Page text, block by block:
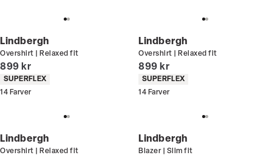
Lindbergh
Overshirt | Relaxed fit
I alt (inkl. rabat)
899 kr
Produkt egenskaber
SUPERFLEX
14 Farver
Lindbergh
Overshirt | Relaxed fit
I alt (inkl. rabat)
899 kr
Produkt egenskaber
SUPERFLEX
14 Farver
Lindbergh
Overshirt | Relaxed fit
Lindbergh
Blazer | Slim fit